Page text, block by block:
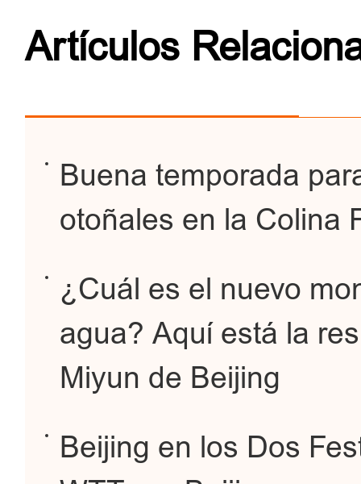
Artículos
Buena temporada
otoñales en la Colina
¿Cuál es el nuevo
agua? Aquí está la
Miyun de Beijing
Beijing en los Dos